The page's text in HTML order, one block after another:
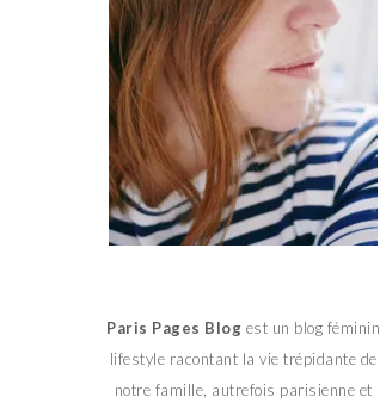
Paris Pages Blog est un blog féminin
lifestyle racontant la vie trépidante de
notre famille, autrefois parisienne et